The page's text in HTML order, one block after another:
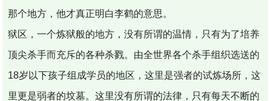
那个地方，他才真正明白李鹤的意思。
狱区，一个炼狱般的地方，没有所谓的温情，只有为了培养
顶尖杀手而充斥的各种杀戮。由全世界各个杀手组织选送的
18岁以下孩子组成学员的地区，这里是强者的试炼场所，这
里更是弱者的坟墓。这里没有所谓的法律，只有每天不断的